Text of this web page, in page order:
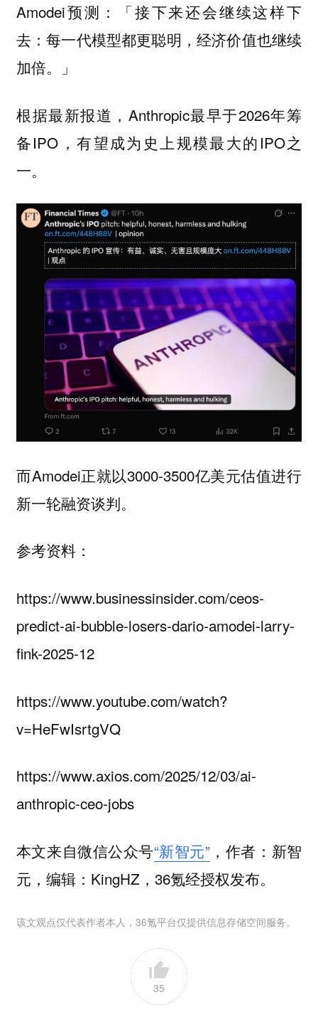
Amodei预测：「接下来还会继续这样下
去：每一代模型都更聪明，经济价值也继续
加倍。」
根据最新报道，Anthropic最早于2026年筹
备IPO，有望成为史上规模最大的IPO之
一。
而Amodei正就以3000-3500亿美元估值进行
新一轮融资谈判。
参考资料：
https://www.businessinsider.com/ceos-
predict-ai-bubble-losers-dario-amodei-larry-
fink-2025-12
https://www.youtube.com/watch?
v=HeFwIsrtgVQ
https://www.axios.com/2025/12/03/ai-
anthropic-ceo-jobs
本文来自微信公众号“新智元”，作者：新智
元，编辑：KingHZ，36氪经授权发布。
该文观点仅代表作者本人，36氪平台仅提供信息存储空间服务。
35